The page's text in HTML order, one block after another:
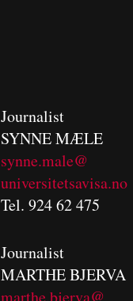
Journalist
SYNNE MÆLE
synne.male@
universitetsavisa.no
Tel. 924 62 475
Journalist
MARTHE BJERVA